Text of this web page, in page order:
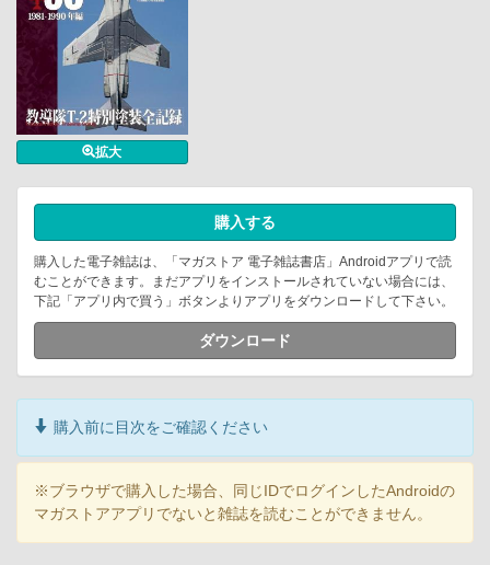
拡大
購入する
購入した電子雑誌は、「マガストア 電子雑誌書店」Androidアプリで読
むことができます。まだアプリをインストールされていない場合には、
下記「アプリ内で買う」ボタンよりアプリをダウンロードして下さい。
ダウンロード
購入前に目次をご確認ください
※ブラウザで購入した場合、同じIDでログインしたAndroidの
マガストアアプリでないと雑誌を読むことができません。